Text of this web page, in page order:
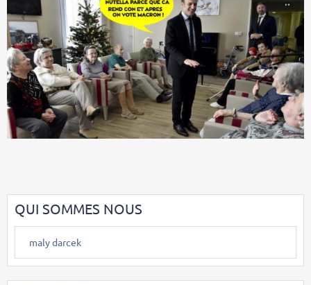
QUI SOMMES NOUS
maly darcek